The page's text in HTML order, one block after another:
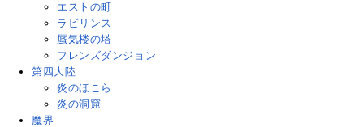
エストの町
ラビリンス
蜃気楼の塔
フレンズダンジョン
第四大陸
炎のほこら
炎の洞窟
魔界